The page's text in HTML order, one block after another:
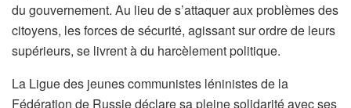
du gouvernement. Au lieu de s’attaquer aux problèmes des
citoyens, les forces de sécurité, agissant sur ordre de leurs
supérieurs, se livrent à du harcèlement politique.
La Ligue des jeunes communistes léninistes de la
Fédération de Russie déclare sa pleine solidarité avec ses